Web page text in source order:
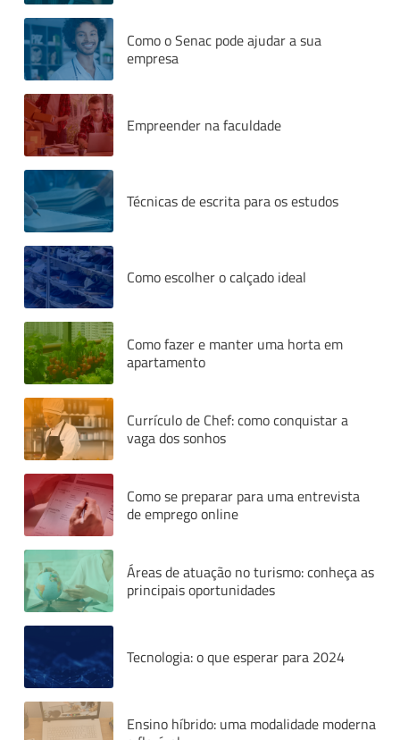
Como o Senac pode ajudar a sua
empresa
Empreender na faculdade
Técnicas de escrita para os estudos
Como escolher o calçado ideal
Como fazer e manter uma horta em
apartamento
Currículo de Chef: como conquistar a
vaga dos sonhos
Como se preparar para uma entrevista
de emprego online
Áreas de atuação no turismo: conheça as
principais oportunidades
Tecnologia: o que esperar para 2024
Ensino híbrido: uma modalidade moderna